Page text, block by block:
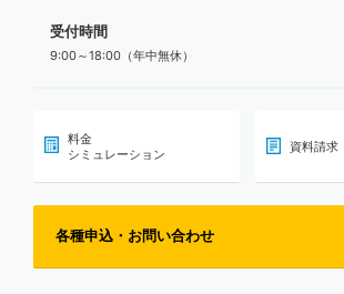
受付時間
9:00～18:00（年中無休）
料金
シミュレーション
資料請求
各種申込・お問い合わせ